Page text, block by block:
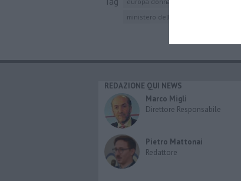
ministero della salute
REDAZIONE QUI NEWS
Marco Migli
Direttore Responsabile
Pietro Mattonai
Redattore